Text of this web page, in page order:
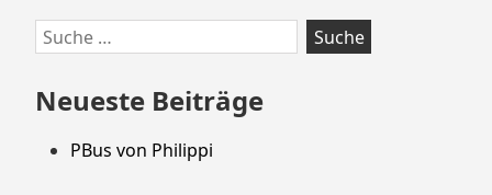
Zum
Footer
springen
Suche
nach:
Neueste Beiträge
PBus von Philippi